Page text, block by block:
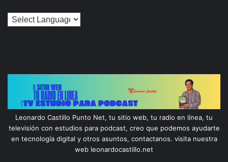
Leonardo Castillo Punto Net, tu sitio web, tu radio en línea, tu
televisión con estudios para podcast, creo que podemos ayudarte
en tecnología digital y otros asuntos, contactanos. visita nuestra
web leonardocastillo.net